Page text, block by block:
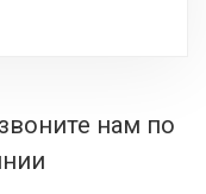
нам по